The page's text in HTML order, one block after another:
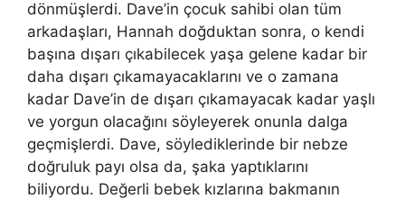
dönmüşlerdi. Dave’in çocuk sahibi olan tüm
arkadaşları, Hannah doğduktan sonra, o kendi
başına dışarı çıkabilecek yaşa gelene kadar bir
daha dışarı çıkamayacaklarını ve o zamana
kadar Dave’in de dışarı çıkamayacak kadar yaşlı
ve yorgun olacağını söyleyerek onunla dalga
geçmişlerdi. Dave, söylediklerinde bir nebze
doğruluk payı olsa da, şaka yaptıklarını
biliyordu. Değerli bebek kızlarına bakmanın